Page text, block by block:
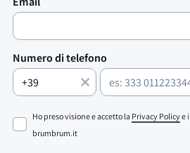
Numero di telefono
Ho preso visione e accetto la Privacy Policye i
brumbrum.it